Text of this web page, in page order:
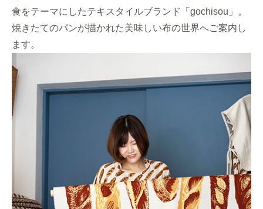
食をテーマにしたテキスタイルブランド「gochisou」。
焼きたてのパンが描かれた美味しい布の世界へご案内し
ます。